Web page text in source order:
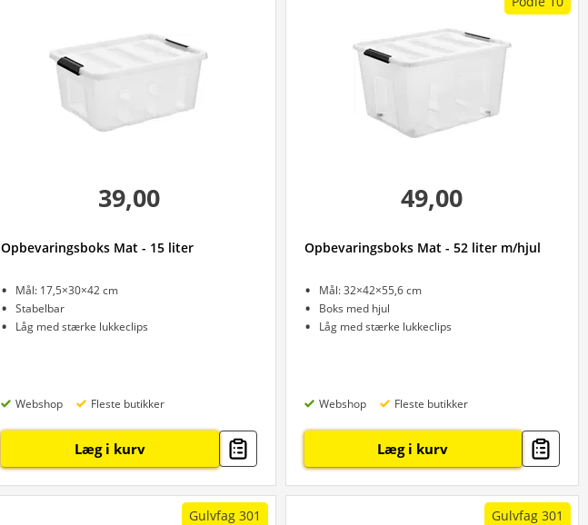
39,00
Opbevaringsboks Mat - 15 liter
Mål: 17,5×30×42 cm
Stabelbar
Låg med stærke lukkeclips
Webshop Fleste butikker
Læg i kurv
49,00
Opbevaringsboks Mat - 52 liter m/hjul
Mål: 32×42×55,6 cm
Boks med hjul
Låg med stærke lukkeclips
Webshop Fleste butikker
Læg i kurv
Gulvfag 301 Gulvfag 301